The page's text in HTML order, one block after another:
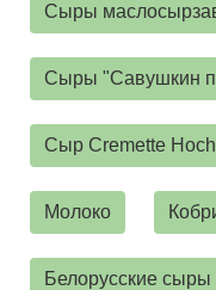
Сыры
Сыры "Савушкин
Сыр Cremette
Молоко
Белорусские сыры